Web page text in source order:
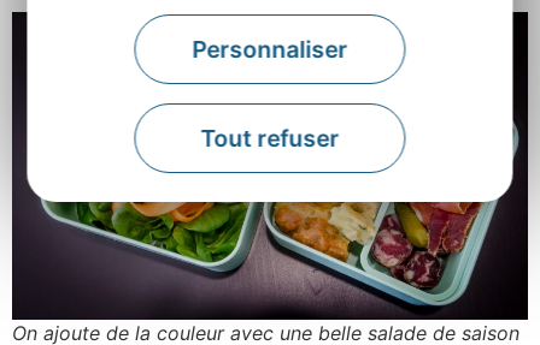
Personnaliser
Tout refuser
On ajoute de la couleur avec une belle salade de saison